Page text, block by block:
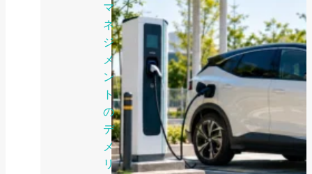
マ
ネ
ジ
メ
ン
ト
の
デ
メ
リ